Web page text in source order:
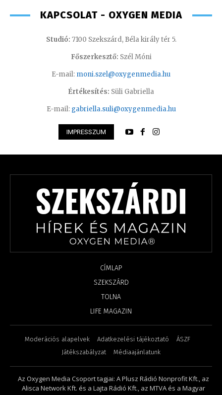
KAPCSOLAT - OXYGEN MEDIA
Studió: 7100 Szekszárd, Béla király tér 5.
Főszerkesztő: Szél Móni
E-mail: moni.szel@oxygenmedia.hu
Értékesítés: Süli Gabriella
E-mail: gabriella.suli@oxygenmedia.hu
IMPRESSZUM
CÍMLAP
SZEKSZÁRD
TOLNA
LIFE MAGAZIN
Moderációs alapelvek Adatkezelési tájékoztató
ÁSZF
Játékszabályzat
Médiaajánlatunk
Az Oxygen Media Csoport tagjai: A Plusz Rádió Nonprofit Kft., az
Alisca Network Kft. és a Lajta Rádió Kft., az MTVA és a Magyar